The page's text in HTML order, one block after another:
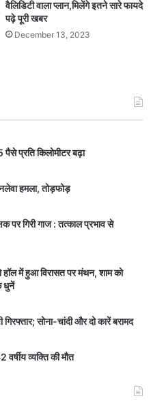
वैलिडिटी वाला प्लान,मिलेंगे इतने सारे फायदे
पढ़े पूरी खबर
December 13, 2023
पैसे प्रति किलोमीटर बढ़ा
हमला, तोड़फोड़
पर गिरी गाज : तत्काल प्रभाव से
हॉल में हुआ विरासत पर मंथन, शाम को
धुनें
सोना-चांदी और दो कारें बरामद
व्यक्ति की मौत